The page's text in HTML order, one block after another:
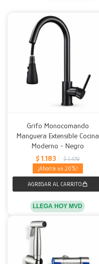
Grifo Monocomando
Manguera Extensible Cocina
Moderno - Negro
$ 1.183 $ 1.479
20
LLEGA HOY MVD
Mesas
Calefactores
Acolchados y Frazadas
Fundas
Decoración
Accesorios para el hogar
Herramientas
Accesorios
Muebles Infantiles